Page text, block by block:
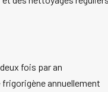
fois par an
annuellement